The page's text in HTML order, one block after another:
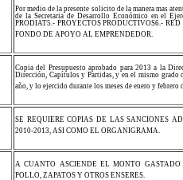
Por medio de la presente solicito de la manera mas
de la Secretaria de Desarrollo Económico en el
PRODIAT5.- PROYECTOS PRODUCTIVOS6.- RED
FONDO DE APOYO AL EMPRENDEDOR.
Copia del Presupuesto aprobado para 2013 a la
Dirección, Capítulos y Partidas, y en el mismo grado
año, y lo ejercido durante los meses de enero y febrero
SE REQUIERE COPIAS DE LAS SANCIONES
2010-2013, ASI COMO EL ORGANIGRAMA.
A CUANTO ASCIENDE EL MONTO
POLLO, ZAPATOS Y OTROS ENSERES.